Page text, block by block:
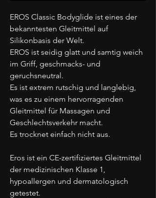
EROS Classic Bodyglide ist eines der
bekanntesten Gleitmittel auf
Silikonbasis der Welt.
EROS ist seidig glatt und samtig weich
im Griff, geschmacks- und
geruchsneutral.
Es ist extrem rutschig und langlebig,
was es zu einem hervorragenden
Gleitmittel für Massagen und
Geschlechtsverkehr macht.
Es trocknet einfach nicht aus.
Eros ist ein CE-zertifiziertes Gleitmittel
der medizinischen Klasse 1,
hypoallergen und dermatologisch
getestet.